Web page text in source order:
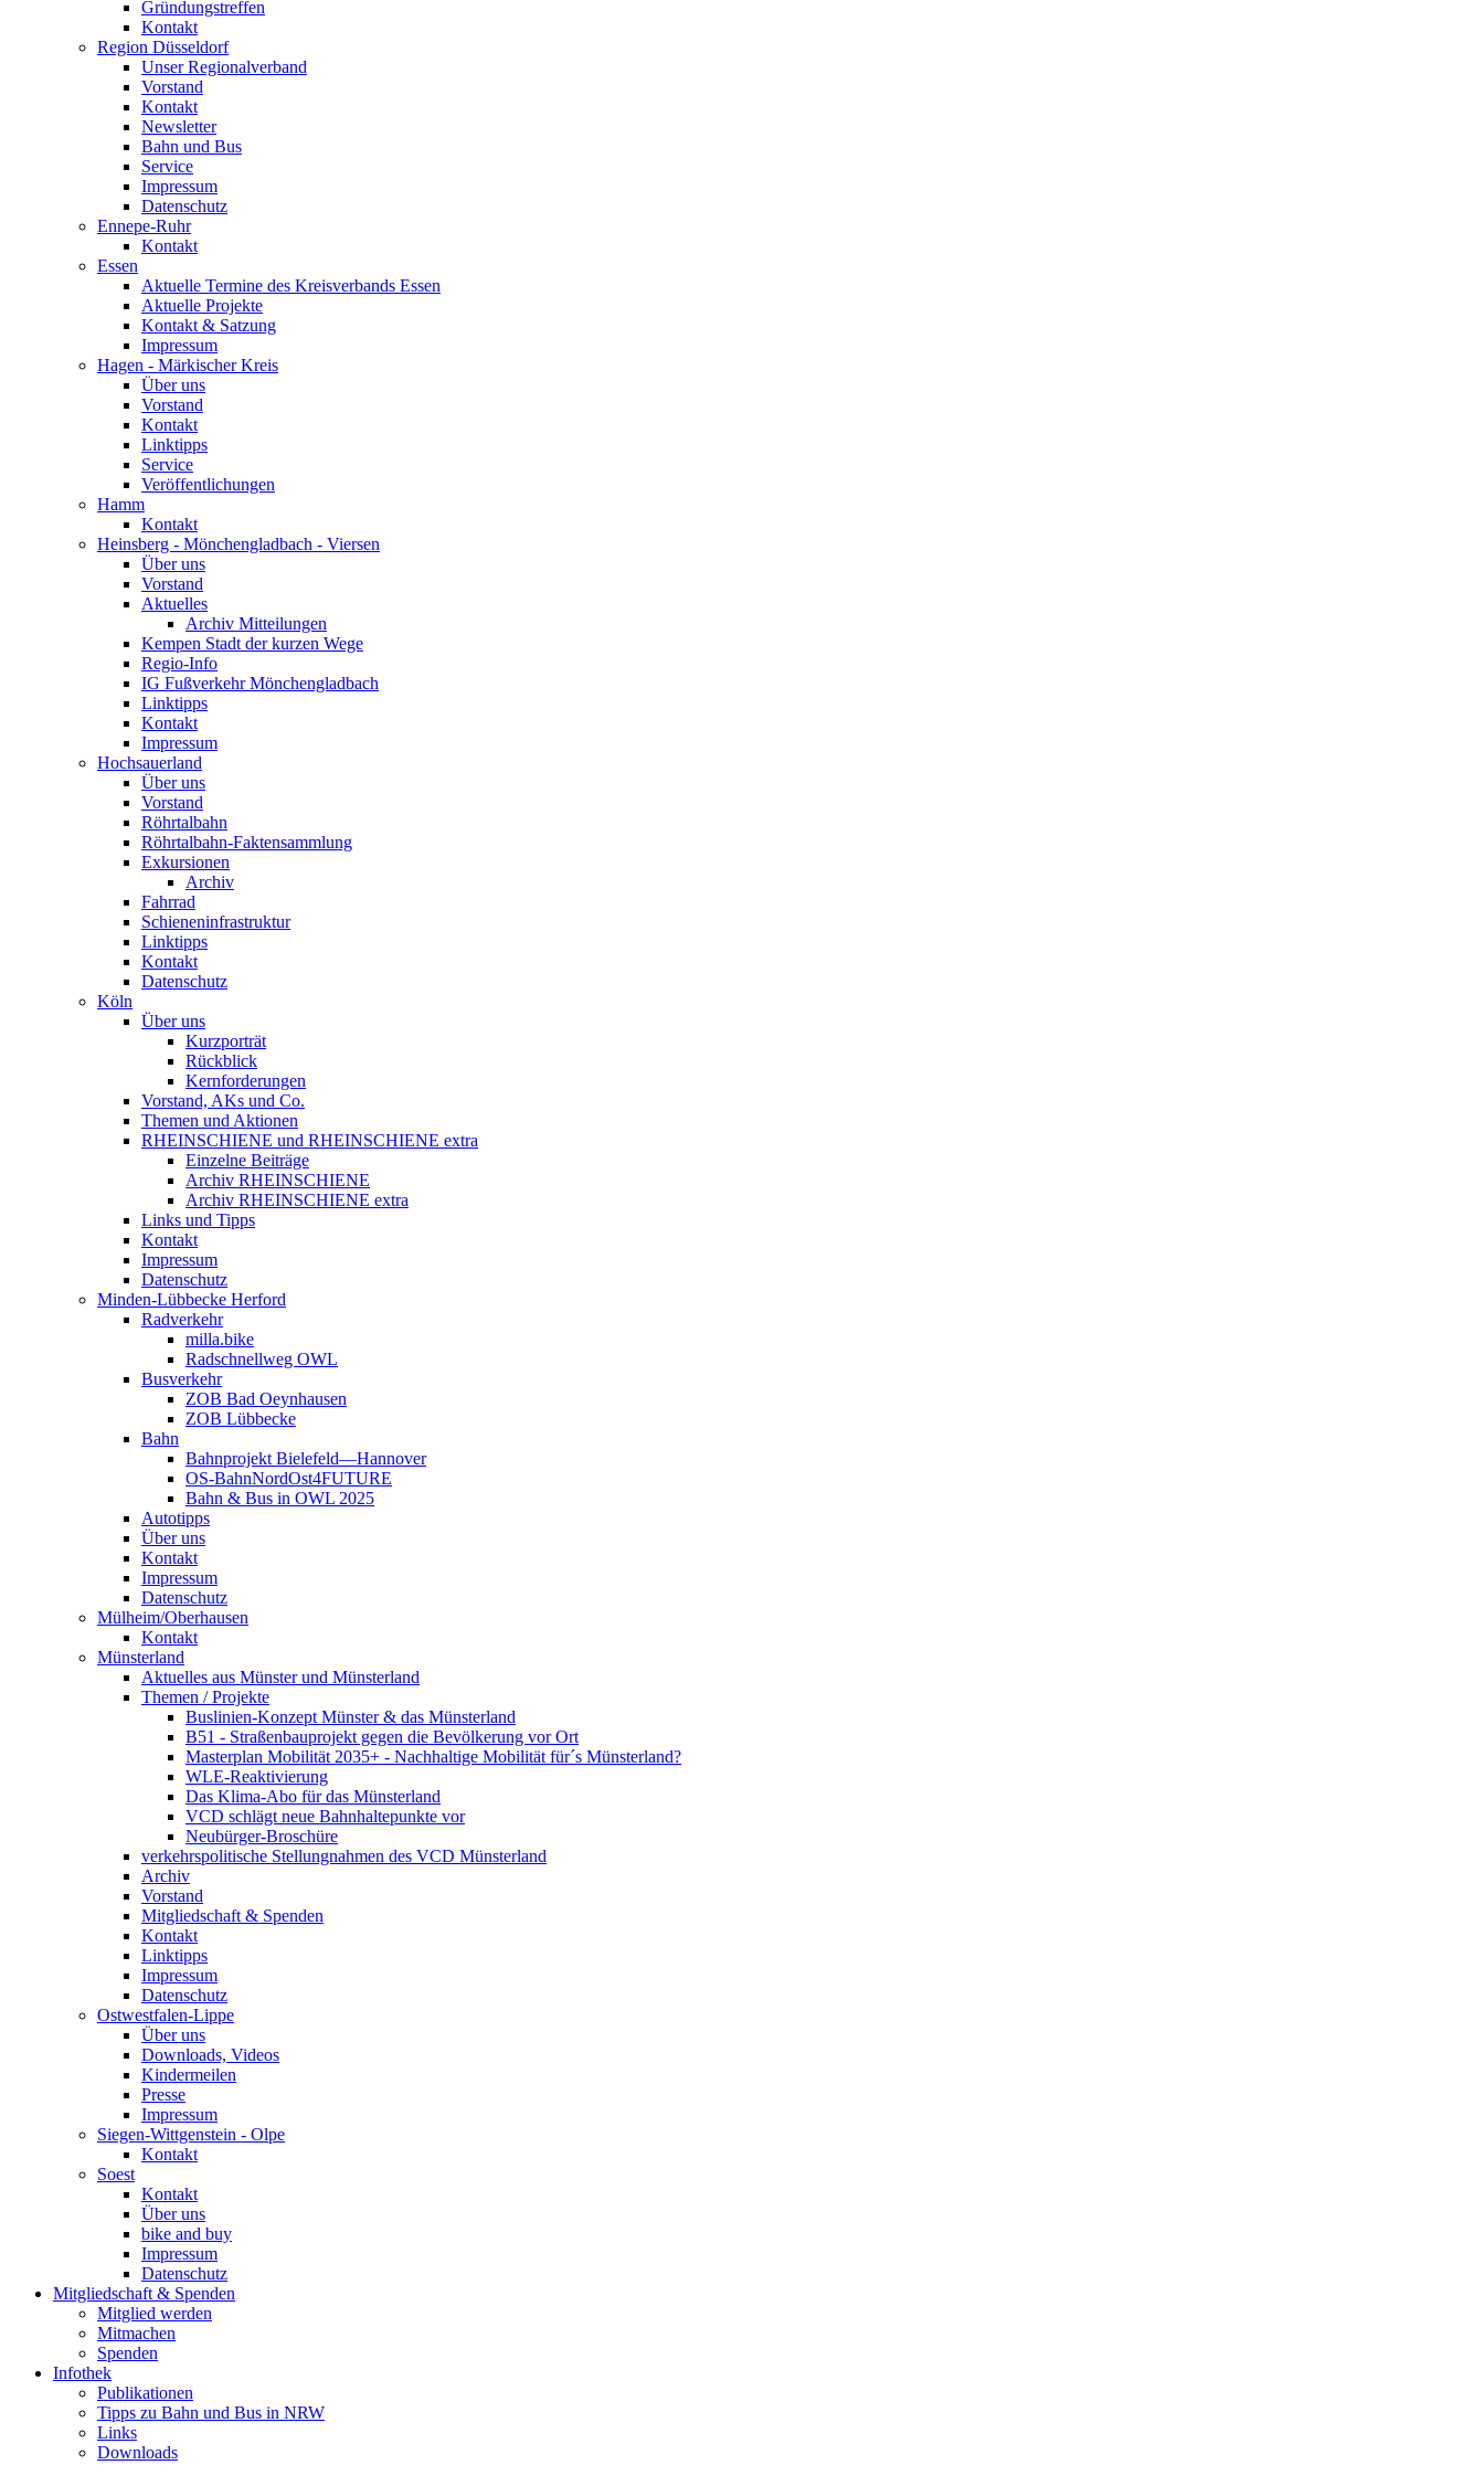
Gründungstreffen
Kontakt
Region Düsseldorf
Unser Regionalverband
Vorstand
Kontakt
Newsletter
Bahn und Bus
Service
Impressum
Datenschutz
Ennepe-Ruhr
Kontakt
Essen
Aktuelle Termine des Kreisverbands Essen
Aktuelle Projekte
Kontakt & Satzung
Impressum
Hagen - Märkischer Kreis
Über uns
Vorstand
Kontakt
Linktipps
Service
Veröffentlichungen
Hamm
Kontakt
Heinsberg - Mönchengladbach - Viersen
Über uns
Vorstand
Aktuelles
Archiv Mitteilungen
Kempen Stadt der kurzen Wege
Regio-Info
IG Fußverkehr Mönchengladbach
Linktipps
Kontakt
Impressum
Hochsauerland
Über uns
Vorstand
Röhrtalbahn
Röhrtalbahn-Faktensammlung
Exkursionen
Archiv
Fahrrad
Schieneninfrastruktur
Linktipps
Kontakt
Datenschutz
Köln
Über uns
Kurzporträt
Rückblick
Kernforderungen
Vorstand, AKs und Co.
Themen und Aktionen
RHEINSCHIENE und RHEINSCHIENE extra
Einzelne Beiträge
Archiv RHEINSCHIENE
Archiv RHEINSCHIENE extra
Links und Tipps
Kontakt
Impressum
Datenschutz
Minden-Lübbecke Herford
Radverkehr
milla.bike
Radschnellweg OWL
Busverkehr
ZOB Bad Oeynhausen
ZOB Lübbecke
Bahn
Bahnprojekt Bielefeld—Hannover
OS-BahnNordOst4FUTURE
Bahn & Bus in OWL 2025
Autotipps
Über uns
Kontakt
Impressum
Datenschutz
Mülheim/Oberhausen
Kontakt
Münsterland
Aktuelles aus Münster und Münsterland
Themen / Projekte
Buslinien-Konzept Münster & das Münsterland
B51 - Straßenbauprojekt gegen die Bevölkerung vor Ort
Masterplan Mobilität 2035+ - Nachhaltige Mobilität für´s Münsterland?
WLE-Reaktivierung
Das Klima-Abo für das Münsterland
VCD schlägt neue Bahnhaltepunkte vor
Neubürger-Broschüre
verkehrspolitische Stellungnahmen des VCD Münsterland
Archiv
Vorstand
Mitgliedschaft & Spenden
Kontakt
Linktipps
Impressum
Datenschutz
Ostwestfalen-Lippe
Über uns
Downloads, Videos
Kindermeilen
Presse
Impressum
Siegen-Wittgenstein - Olpe
Kontakt
Soest
Kontakt
Über uns
bike and buy
Impressum
Datenschutz
Mitgliedschaft & Spenden
Mitglied werden
Mitmachen
Spenden
Infothek
Publikationen
Tipps zu Bahn und Bus in NRW
Links
Downloads